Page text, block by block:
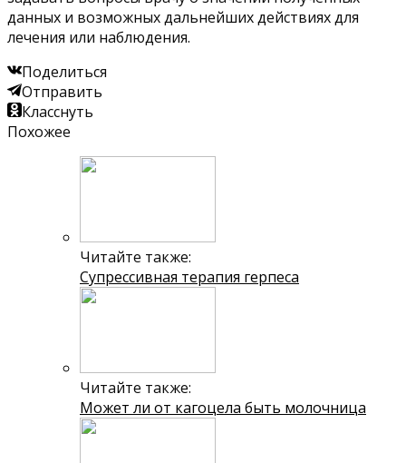
данных и возможных дальнейших действиях для
лечения или наблюдения.
Поделиться
Отправить
Класснуть
Похожее
Читайте также:
Супрессивная терапия герпеса
Читайте также:
Может ли от кагоцела быть молочница